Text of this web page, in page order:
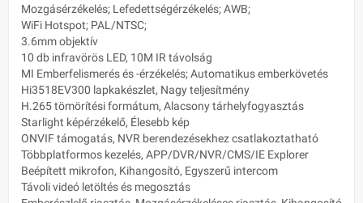
Mozgásérzékelés; Lefedettségérzékelés; AWB;
WiFi Hotspot; PAL/NTSC;
3.6mm objektív
10 db infravörös LED, 10M IR távolság
MI Emberfelismerés és -érzékelés; Automatikus emberkövetés
Hi3518EV300 lapkakészlet, Nagy teljesítmény
H.265 tömörítési formátum, Alacsony tárhelyfogyasztás
Starlight képérzékelő, Élesebb kép
ONVIF támogatás, NVR berendezésekhez csatlakoztatható
Többplatformos kezelés, APP/DVR/NVR/CMS/IE Explorer
Beépített mikrofon, Kihangosító, Egyszerű intercom
Távoli videó letöltés és megosztás